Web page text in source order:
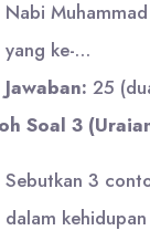
Nabi
yang ke-…
Jawaban: 25
Soal 3
Sebutkan 3
dalam